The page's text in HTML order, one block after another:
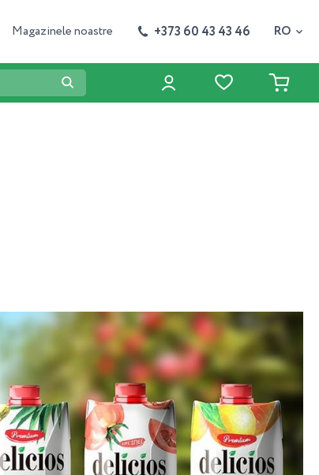
Magazinele noastre +373 60 43 43 46 RO